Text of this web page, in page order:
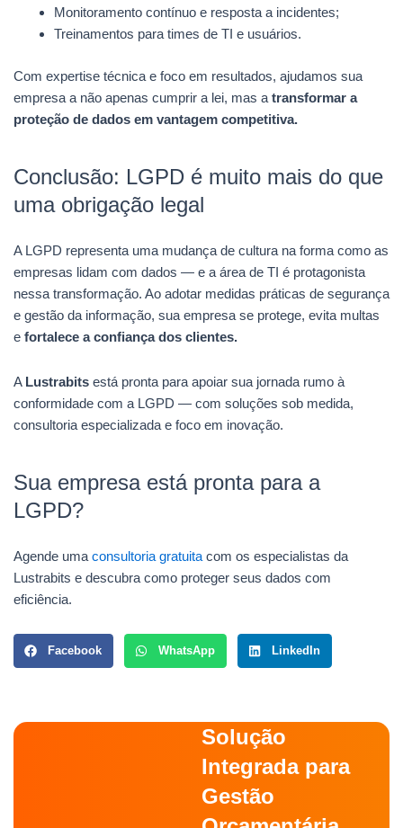
Monitoramento contínuo e resposta a incidentes;
Treinamentos para times de TI e usuários.
Com expertise técnica e foco em resultados, ajudamos sua
empresa a não apenas cumprir a lei, mas a transformar a
proteção de dados em vantagem competitiva.
Conclusão: LGPD é muito mais do que
uma obrigação legal
A LGPD representa uma mudança de cultura na forma como as
empresas lidam com dados — e a área de TI é protagonista
nessa transformação. Ao adotar medidas práticas de segurança
e gestão da informação, sua empresa se protege, evita multas
e fortalece a confiança dos clientes.
A Lustrabits está pronta para apoiar sua jornada rumo à
conformidade com a LGPD — com soluções sob medida,
consultoria especializada e foco em inovação.
Sua empresa está pronta para a
LGPD?
Agende uma consultoria gratuita com os especialistas da
Lustrabits e descubra como proteger seus dados com
eficiência.
Facebook WhatsApp LinkedIn
Solução
Integrada para
Gestão